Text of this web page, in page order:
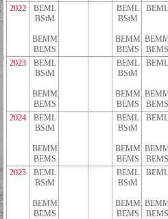
2022
BEML
BStM
BEMM
BEMS
BEML
BStM
BEMM
BEMS
BEML
BEMS
2023
BEML
BStM
BEMM
BEMS
BEML
BStM
BEMM
BEMS
BEML
BEMS
2024
BEML
BStM
BEMM
BEMS
BEML
BStM
BEMM
BEMS
BEML
BEMS
2025
BEML
BStM
BEMM
BEMS
BEML
BStM
BEMM
BEMS
BEML
BEMS